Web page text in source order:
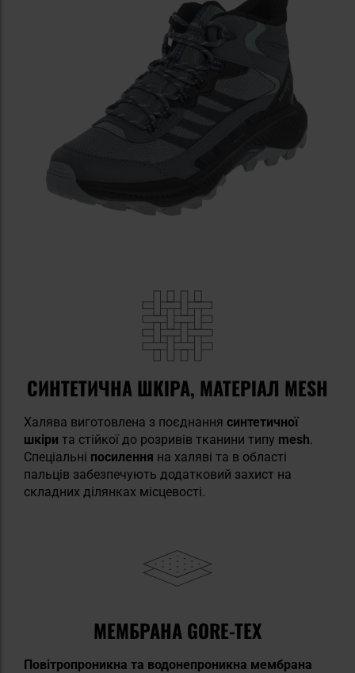
СИНТЕТИЧНА ШКІРА, МАТЕРІАЛ MESH
Халява виготовлена з поєднання синтетичної
шкіри та стійкої до розривів тканини типу mesh.
Спеціальні посилення на халяві та в області
пальців забезпечують додатковий захист на
складних ділянках місцевості.
МЕМБРАНА GORE-TEX
Повітропроникна та водонепроникна мембрана